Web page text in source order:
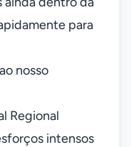
para
nosso
Regional
intensos